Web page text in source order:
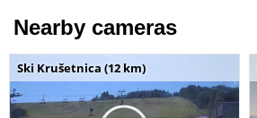
Nearby cameras
Ski Krušetnica (12 km)